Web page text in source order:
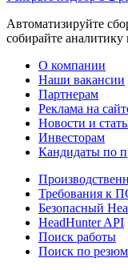
Автоматизируйте
собирайте аналитику
О компании
Наши вакансии
Партнерам
Реклама на
Новости и
Инвесторам
Кандидаты по
Требования к
Безопасный
HeadHunter API
Поиск работы
Поиск по